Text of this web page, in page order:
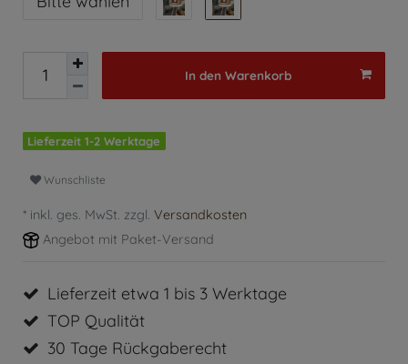
In den Warenkorb
Lieferzeit 1-2 Werktage
Wunschliste
* inkl. ges. MwSt. zzgl. Versandkosten
Angebot mit Paket-Versand
Lieferzeit etwa 1 bis 3 Werktage
TOP Qualität
30 Tage Rückgaberecht